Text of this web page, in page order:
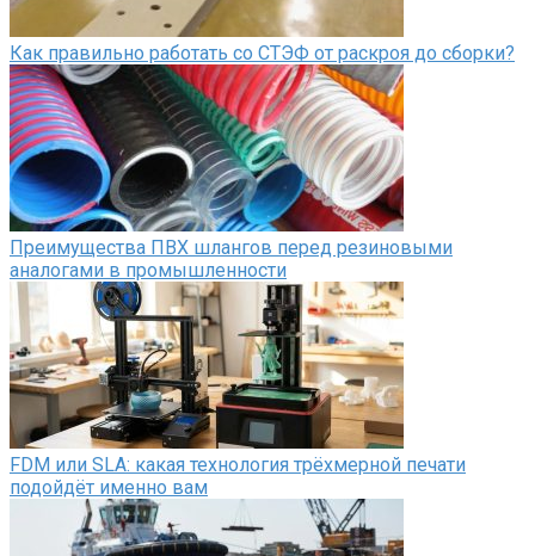
Как правильно работать со СТЭФ от раскроя до сборки?
Преимущества ПВХ шлангов перед резиновыми
аналогами в промышленности
FDM или SLA: какая технология трёхмерной печати
подойдёт именно вам